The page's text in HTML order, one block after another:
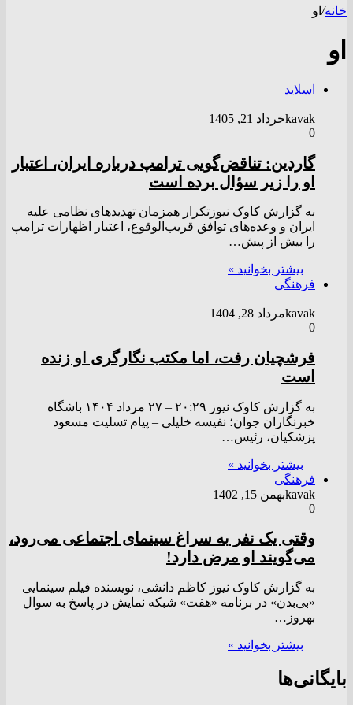
خانه/ او
او
اسلاید
kavakخرداد 21, 1405
0
گاردین: تناقض‌گویی ترامپ درباره ایران، اعتبار
او را زیر سؤال برده است
به گزارش کاوک نیوزتکرار همزمان تهدید‌های نظامی علیه
ایران و وعده‌های توافق قریب‌الوقوع، اعتبار اظهارات ترامپ
را بیش از پیش…
بیشتر بخوانید »
فرهنگی
kavakمرداد 28, 1404
0
فرشچیان رفت، اما مکتب نگارگری او زنده
است
به گزارش کاوک نیوز ۲۰:۲۹ – ۲۷ مرداد ۱۴۰۴ باشگاه
خبرنگاران جوان؛ نفیسه خلیلی – پیام تسلیت مسعود
پزشکیان، رئیس…
بیشتر بخوانید »
فرهنگی
kavakبهمن 15, 1402
0
وقتی یک نفر به سراغ سینمای اجتماعی می‌رود،
می‌گویند او مرض دارد!
به گزارش کاوک نیوز کاظم دانشی، نویسنده فیلم سینمایی
«بی‌بدن» در برنامه «هفت» شبکه نمایش در پاسخ به سوال
بهروز…
بیشتر بخوانید »
بایگانی‌ها